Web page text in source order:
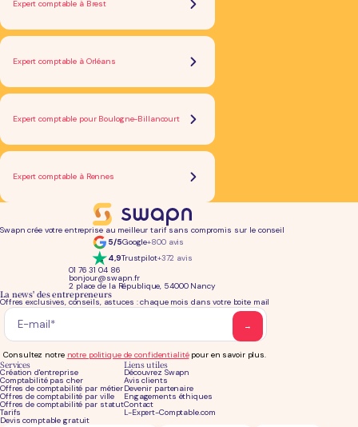
Expert comptable à Brest
Expert comptable à Orléans
Expert comptable pour Boulogne-Billancourt
Expert comptable à Rennes
Swapn crée votre entreprise au meilleur tarif sans compromis sur le conseil
5/5Google+800 avis
4,9Trustpilot+372 avis
01 76 31 04 86
bonjour@swapn.fr
2 place de la République, 54000 Nancy
Services
Création d'entreprise
Comptabilité pas cher
Offres de comptabilité par métier
Offres de comptabilité par ville
Offres de comptabilité par statut
Tarifs
Devis comptable gratuit
Liens utiles
Découvrez Swapn
Avis clients
Devenir partenaire
Engagements éthiques
Contact
L-Expert-Comptable.com
La news' des entrepreneurs
Offres exclusives, conseils, astuces : chaque mois dans votre boite mail
Consultez notre notre politique de confidentialitépour en savoir plus.